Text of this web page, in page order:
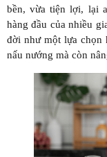
bền, vừa tiện lợi, lại
hàng đầu của nhiều
đời như một lựa chọn
nấu nướng mà còn